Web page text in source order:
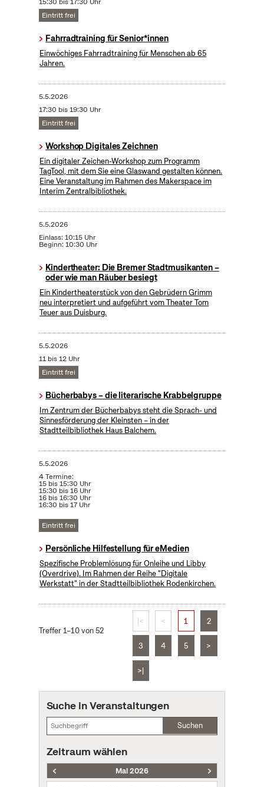
15:30 bis 17:30 Uhr
Eintritt frei
Fahrradtraining für Senior*innen
Einwöchiges Fahrradtraining für Menschen ab 65
Jahren.
5.5.2026
17:30 bis 19:30 Uhr
Eintritt frei
Workshop Digitales Zeichnen
Ein digitaler Zeichen-Workshop zum Programm
TagTool, mit dem Sie eine Glaswand gestalten können.
Eine Veranstaltung im Rahmen des Makerspace im
Interim Zentralbibliothek.
5.5.2026
Einlass: 10:15 Uhr
Beginn: 10:30 Uhr
Kindertheater: Die Bremer Stadtmusikanten –
oder wie man Räuber besiegt
Ein Kindertheaterstück von den Gebrüdern Grimm
neu interpretiert und aufgeführt vom Theater Tom
Teuer aus Duisburg.
5.5.2026
11 bis 12 Uhr
Eintritt frei
Bücherbabys – die literarische Krabbelgruppe
Im Zentrum der Bücherbabys steht die Sprach- und
Sinnesförderung der Kleinsten – in der
Stadtteilbibliothek Haus Balchem.
5.5.2026
4 Termine:
15 bis 15:30 Uhr
15:30 bis 16 Uhr
16 bis 16:30 Uhr
16:30 bis 17 Uhr
Eintritt frei
Persönliche Hilfestellung für eMedien
Spezifische Problemlösung für Onleihe und Libby
(Overdrive). Im Rahmen der Reihe "Digitale
Werkstatt" in der Stadtteilbibliothek Rodenkirchen.
Treffer 1–10 von 52
|< < 1 2
3 4 5 >
>|
Suche in Veranstaltungen
Suchen
Zeitraum wählen
Mai 2026